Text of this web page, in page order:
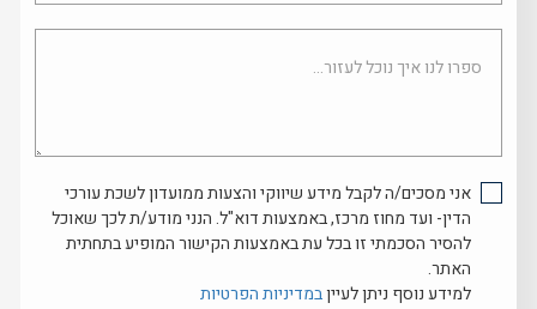
ספרו
לנו
אני מסכים/ה לקבל מידע שיווקי והצעות ממועדון לשכת עורכי
הדין- ועד מחוז מרכז, באמצעות דוא"ל. הנני מודע/ת לכך שאוכל
להסיר הסכמתי זו בכל עת באמצעות הקישור המופיע בתחתית
האתר.
למידע נוסף ניתן לעייןבמדיניות הפרטיות